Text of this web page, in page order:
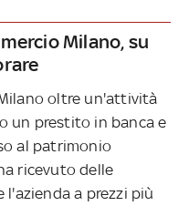
Milano, su
oltre un'attività
un prestito in banca e
al patrimonio
ricevuto delle
a prezzi più